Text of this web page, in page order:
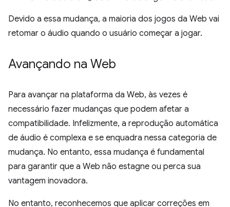
Devido a essa mudança, a maioria dos jogos da Web vai
retomar o áudio quando o usuário começar a jogar.
Avançando na Web
Para avançar na plataforma da Web, às vezes é
necessário fazer mudanças que podem afetar a
compatibilidade. Infelizmente, a reprodução automática
de áudio é complexa e se enquadra nessa categoria de
mudança. No entanto, essa mudança é fundamental
para garantir que a Web não estagne ou perca sua
vantagem inovadora.
No entanto, reconhecemos que aplicar correções em